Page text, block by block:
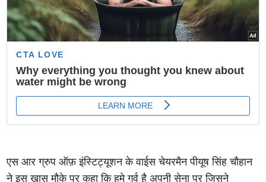
एस आर ग्रुप ऑफ़ इंस्टिट्यूशन के वाईस चेयरमैन पीयूष सिंह चौहान
ने इस खास मौके पर कहा कि हमे गर्व है अपनी सेना पर जिसने